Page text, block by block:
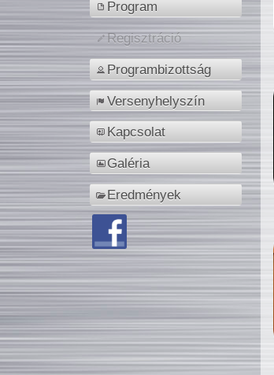
Program
Regisztráció
Programbizottság
Versenyhelyszín
Kapcsolat
Galéria
Eredmények